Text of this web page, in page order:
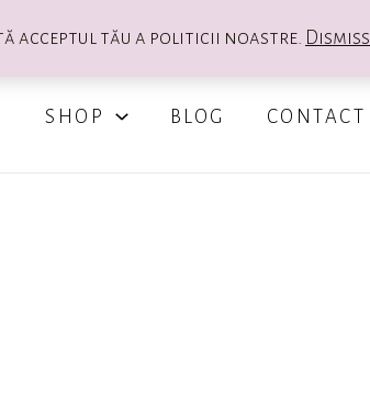
acceptul tău a politicii noastre. Dismiss
SHOP BLOG CONTACT